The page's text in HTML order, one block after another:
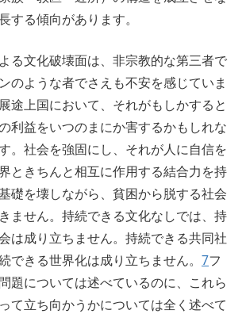
する傾向があります。
る文化破壊面は、非宗教的な第三者で
のような者でさえも不安を感じていま
途上国において、それがもしかすると
利益をいつのまにか害するかもしれな
。社会を強固にし、それが人に自信を
ときちんと相互に作用する結合力を持
礎を壊しながら、貧困から脱する社会
ません。持続できる文化なしでは、持
は成り立ちません。持続できる共同社
できる世界化は成り立ちません。 7フ
題については述べているのに、これら
て立ち向かうかについては全く述べて